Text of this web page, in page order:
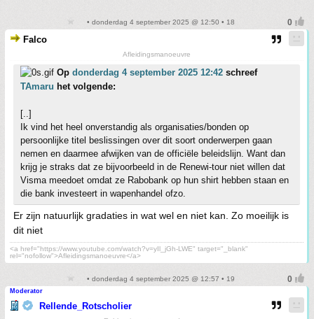
• donderdag 4 september 2025 @ 12:50 • 18
Falco
Afleidingsmanoeuvre
Op donderdag 4 september 2025 12:42 schreef
TAmaru het volgende:
[..]
Ik vind het heel onverstandig als organisaties/bonden op
persoonlijke titel beslissingen over dit soort onderwerpen gaan
nemen en daarmee afwijken van de officiële beleidslijn. Want dan
krijg je straks dat ze bijvoorbeeld in de Renewi-tour niet willen dat
Visma meedoet omdat ze Rabobank op hun shirt hebben staan en
die bank investeert in wapenhandel ofzo.
Er zijn natuurlijk gradaties in wat wel en niet kan. Zo moeilijk is
dit niet
<a href="https://www.youtube.com/watch?v=yIl_jGh-LWE" target="_blank"
rel="nofollow">Afleidingsmanoeuvre</a>
• donderdag 4 september 2025 @ 12:57 • 19
Moderator
Rellende_Rotscholier